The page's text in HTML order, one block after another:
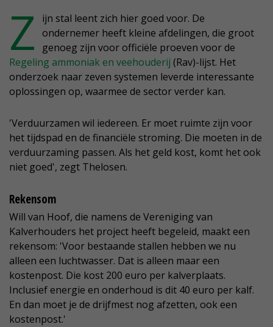
Z
ijn stal leent zich hier goed voor. De
ondernemer heeft kleine afdelingen, die groot
genoeg zijn voor officiële proeven voor de
Regeling ammoniak en veehouderij (Rav)-lijst. Het
onderzoek naar zeven systemen leverde interessante
oplossingen op, waarmee de sector verder kan.
'Verduurzamen wil iedereen. Er moet ruimte zijn voor
het tijdspad en de financiële stroming. Die moeten in de
verduurzaming passen. Als het geld kost, komt het ook
niet goed', zegt Thelosen.
Rekensom
Will van Hoof, die namens de Vereniging van
Kalverhouders het project heeft begeleid, maakt een
rekensom: 'Voor bestaande stallen hebben we nu
alleen een luchtwasser. Dat is alleen maar een
kostenpost. Die kost 200 euro per kalverplaats.
Inclusief energie en onderhoud is dit 40 euro per kalf.
En dan moet je de drijfmest nog afzetten, ook een
kostenpost.'